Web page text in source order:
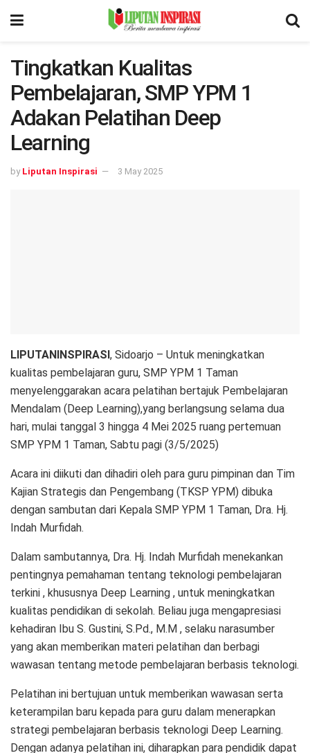
Tingkatkan Kualitas
Pembelajaran, SMP YPM 1
Adakan Pelatihan Deep
Learning
by Liputan Inspirasi 3 May 2025
LIPUTANINSPIRASI, Sidoarjo – Untuk meningkatkan
kualitas pembelajaran guru, SMP YPM 1 Taman
menyelenggarakan acara pelatihan bertajuk Pembelajaran
Mendalam (Deep Learning),yang berlangsung selama dua
hari, mulai tanggal 3 hingga 4 Mei 2025 ruang pertemuan
SMP YPM 1 Taman, Sabtu pagi (3/5/2025)
Acara ini diikuti dan dihadiri oleh para guru pimpinan dan Tim
Kajian Strategis dan Pengembang (TKSP YPM) dibuka
dengan sambutan dari Kepala SMP YPM 1 Taman, Dra. Hj.
Indah Murfidah.
Dalam sambutannya, Dra. Hj. Indah Murfidah menekankan
pentingnya pemahaman tentang teknologi pembelajaran
terkini , khususnya Deep Learning , untuk meningkatkan
kualitas pendidikan di sekolah. Beliau juga mengapresiasi
kehadiran Ibu S. Gustini, S.Pd., M.M , selaku narasumber
yang akan memberikan materi pelatihan dan berbagi
wawasan tentang metode pembelajaran berbasis teknologi.
Pelatihan ini bertujuan untuk memberikan wawasan serta
keterampilan baru kepada para guru dalam menerapkan
strategi pembelajaran berbasis teknologi Deep Learning.
Dengan adanya pelatihan ini, diharapkan para pendidik dapat